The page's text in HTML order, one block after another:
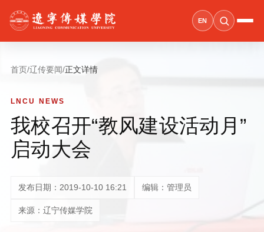
EN
首页/辽传要闻/正文详情
LNCU NEWS
我校召开“教风建设活动月”
启动大会
发布日期：2019-10-10 16:21 编辑：管理员
来源：辽宁传媒学院